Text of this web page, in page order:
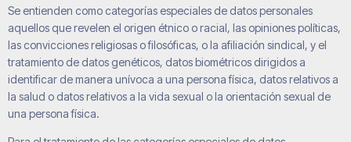
Se entienden como categorías especiales de datos personales
aquellos que revelen el origen étnico o racial, las opiniones políticas,
las convicciones religiosas o filosóficas, o la afiliación sindical, y el
tratamiento de datos genéticos, datos biométricos dirigidos a
identificar de manera unívoca a una persona física, datos relativos a
la salud o datos relativos a la vida sexual o la orientación sexual de
una persona física.